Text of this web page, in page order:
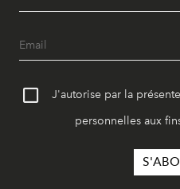
J'autorise par la
personnelles aux